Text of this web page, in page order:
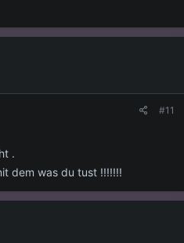
#11
.
dem was du tust !!!!!!!